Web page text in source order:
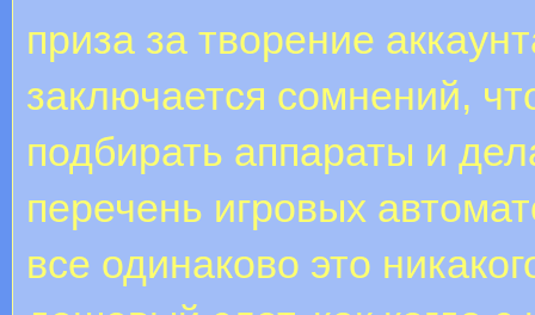
приза за творение
заключается сомнений,
подбирать аппараты и
перечень игровых
все одинаково это